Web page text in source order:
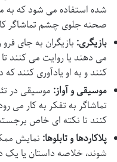
شده استفاده می شود که
صحنه جلوی چشم تماشاگر
بازیگری: بازیگران به جای
می دهند یا روایت می کنند
کنند و به او یادآوری کنند
موسیقی و آواز: موسیقی در
تماشاگر به تفکر به کار می
کنند تا نکته ای خاص
پلاکاردها و تابلوها: نمایش
شوند، خلاصه داستان یا یک